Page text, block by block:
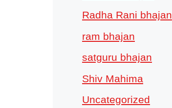
Radha Rani bhajan
ram bhajan
satguru bhajan
Shiv Mahima
Uncategorized